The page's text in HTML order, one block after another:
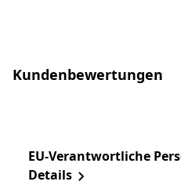
Kundenbewertungen
EU-Verantwortliche
Details